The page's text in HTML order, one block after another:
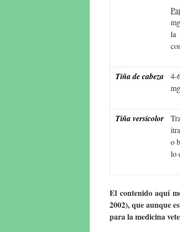
la
Tiña de cabeza
4-
Tiña versicolor
o
lo
El contenido aquí
2002), que aunque
para la medicina